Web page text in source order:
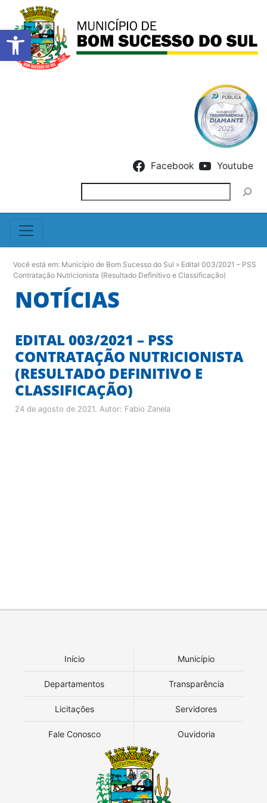
Barra de Ferramentas
Facebook Youtube
Você está em: Município de Bom Sucesso do Sul » Edital 003/2021 – PSS
Contratação Nutricionista (Resultado Definitivo e Classificação)
NOTÍCIAS
EDITAL 003/2021 – PSS
CONTRATAÇÃO NUTRICIONISTA
(RESULTADO DEFINITIVO E
CLASSIFICAÇÃO)
24 de agosto de 2021. Autor: Fabio Zanela
Início Município
Departamentos Transparência
Licitações Servidores
Fale Conosco Ouvidoria